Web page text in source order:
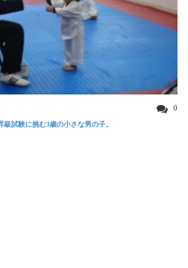
0
試験に挑む3歳の小さな男の子。